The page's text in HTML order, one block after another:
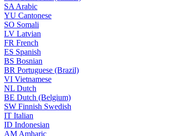
SA Arabic
YU Cantonese
SO Somali
LV Latvian
FR French
ES Spanish
BS Bosnian
BR Portuguese (Brazil)
VI Vietnamese
NL Dutch
BE Dutch (Belgium)
SW Finnish Swedish
IT Italian
ID Indonesian
AM Amharic